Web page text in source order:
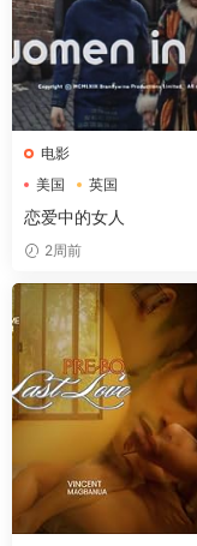
电影
美国
英国
恋爱中的女人
2周前